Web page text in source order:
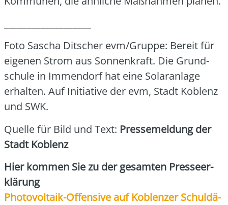
Foto Sascha Dit­scher evm/Gruppe: Bereit für
eige­nen Strom aus Son­nen­kraft. Die Grund­
schu­le in Immendorf hat eine Solar­an­la­ge
erhal­ten. Auf Initia­ti­ve der evm, Stadt Koblenz
und SWK.
Quel­le für Bild und Text: Pres­se­mel­dung der
Stadt Koblenz
Hier kom­men Sie zu der gesam­ten Pres­se­er­
klä­rung
Pho­to­vol­ta­ik-Offen­si­ve auf Koblen­zer Schul­dä­